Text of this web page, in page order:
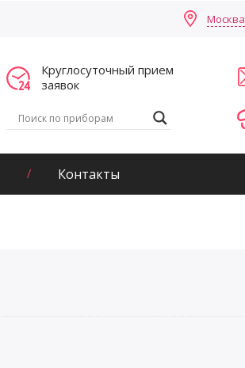
Москва
Круглосуточный прием
заявок
Контакты